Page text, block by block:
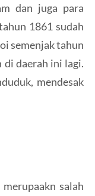
dan juga para
1861 sudah
semenjak tahun
di daerah ini lagi.
mendesak
salah